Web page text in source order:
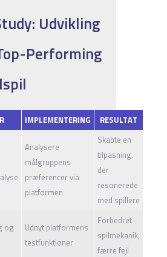
Udvikling
Performing
IMPLEMENTERING RESULTAT
Analysere
målgruppens
præferencer via
platformen
Skabte en
tilpasning,
der
resonerede
med spillere
og
Udnyt platformens
testfunktioner
Forbedret
spilmekanik,
færre fejl